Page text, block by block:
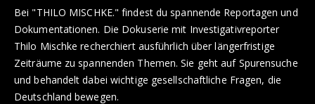
Bei "THILO MISCHKE." findest du spannende Reportagen und
Dokumentationen. Die Dokuserie mit Investigativreporter
Thilo Mischke recherchiert ausführlich über längerfristige
Zeiträume zu spannenden Themen. Sie geht auf Spurensuche
und behandelt dabei wichtige gesellschaftliche Fragen, die
Deutschland bewegen.